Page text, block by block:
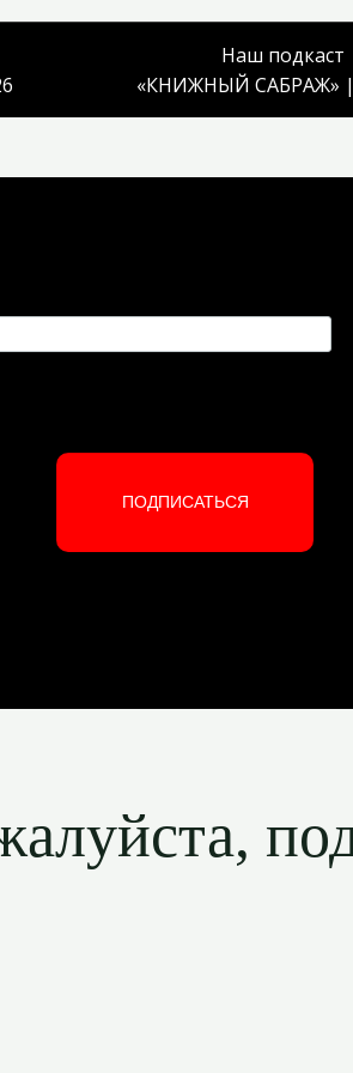
Наш подкаст
«КНИЖНЫЙ САБРАЖ»
ПОДПИСАТЬСЯ